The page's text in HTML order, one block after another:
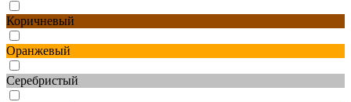
Коричневый
Оранжевый
Серебристый